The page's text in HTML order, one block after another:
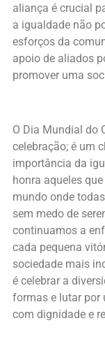
aliança é crucial
a igualdade não
esforços da
apoio de aliados
promover uma
O Dia Mundial do
celebração; é um
importância da
honra aqueles
mundo onde
sem medo de
continuamos a
cada pequena
sociedade mais
é celebrar a
formas e lutar por
com dignidade e